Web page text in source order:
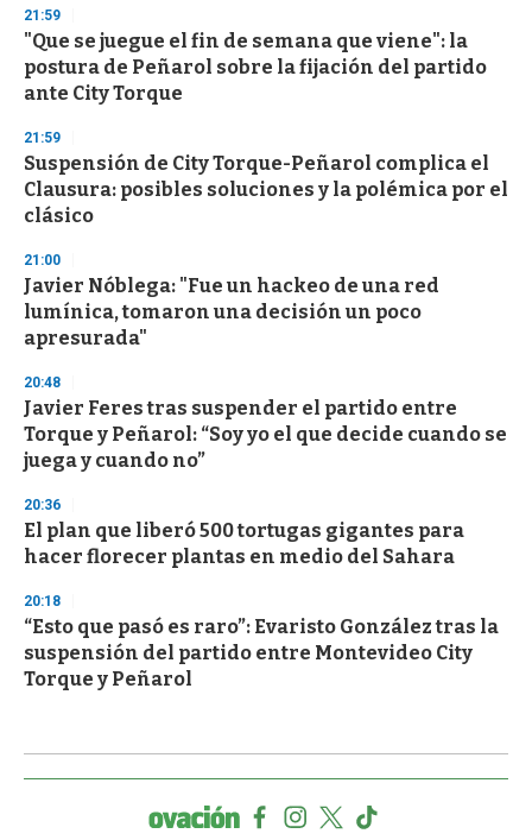
d
s
21:59
"Que se juegue el fin de semana que viene": la
postura de Peñarol sobre la fijación del partido
ante City Torque
21:59
Suspensión de City Torque-Peñarol complica el
Clausura: posibles soluciones y la polémica por el
clásico
21:00
Javier Nóblega: "Fue un hackeo de una red
lumínica, tomaron una decisión un poco
apresurada"
20:48
Javier Feres tras suspender el partido entre
Torque y Peñarol: “Soy yo el que decide cuando se
juega y cuando no”
20:36
El plan que liberó 500 tortugas gigantes para
hacer florecer plantas en medio del Sahara
20:18
“Esto que pasó es raro”: Evaristo González tras la
suspensión del partido entre Montevideo City
Torque y Peñarol